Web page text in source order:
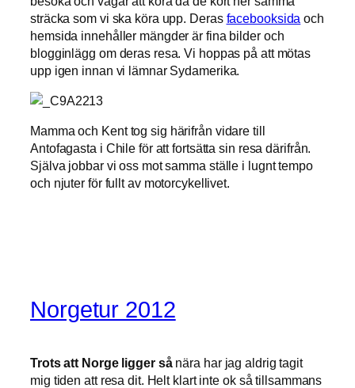
sträcka som vi ska köra upp. Deras facebooksida och
hemsida innehåller mängder är fina bilder och
blogginlägg om deras resa. Vi hoppas på att mötas
upp igen innan vi lämnar Sydamerika.
Mamma och Kent tog sig härifrån vidare till
Antofagasta i Chile för att fortsätta sin resa därifrån.
Själva jobbar vi oss mot samma ställe i lugnt tempo
och njuter för fullt av motorcykellivet.
Norgetur 2012
Trots att Norge ligger sånära har jag aldrig tagit
mig tiden att resa dit. Helt klart inte ok så tillsammans